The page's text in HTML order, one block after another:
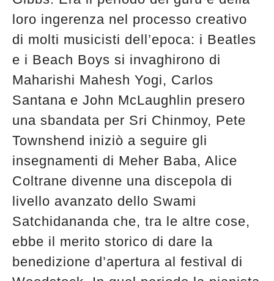
loro ingerenza nel processo creativo
di molti musicisti dell’epoca: i Beatles
e i Beach Boys si invaghirono di
Maharishi Mahesh Yogi, Carlos
Santana e John McLaughlin presero
una sbandata per Sri Chinmoy, Pete
Townshend iniziò a seguire gli
insegnamenti di Meher Baba, Alice
Coltrane divenne una discepola di
livello avanzato dello Swami
Satchidananda che, tra le altre cose,
ebbe il merito storico di dare la
benedizione d’apertura al festival di